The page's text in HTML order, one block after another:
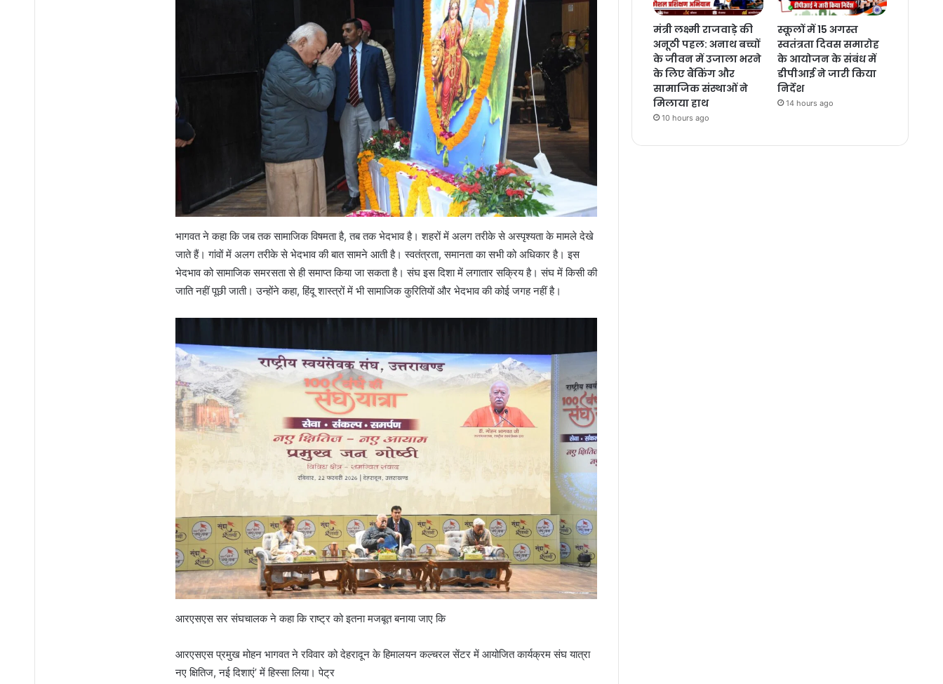
भागवत ने कहा कि जब तक सामाजिक विषमता है, तब तक भेदभाव है। शहरों में अलग तरीके से अस्पृश्यता के मामले देखे
जाते हैं। गांवों में अलग तरीके से भेदभाव की बात सामने आती है। स्वतंत्रता, समानता का सभी को अधिकार है। इस
भेदभाव को सामाजिक समरसता से ही समाप्त किया जा सकता है। संघ इस दिशा में लगातार सक्रिय है। संघ में किसी की
जाति नहीं पूछी जाती। उन्होंने कहा, हिंदू शास्त्रों में भी सामाजिक कुरितियों और भेदभाव की कोई जगह नहीं है।
आरएसएस सर संघचालक ने कहा कि राष्ट्र को इतना मजबूत बनाया जाए कि
आरएसएस प्रमुख मोहन भागवत ने रविवार को देहरादून के हिमालयन कल्चरल सेंटर में आयोजित कार्यक्रम संघ यात्रा
नए क्षितिज, नई दिशाएं’ में हिस्सा लिया। पेट्र
मंत्री लक्ष्मी राजवाड़े की
अनूठी पहल: अनाथ बच्चों
के जीवन में उजाला भरने
के लिए बैंकिंग और
सामाजिक संस्थाओं ने
मिलाया हाथ
10 hours ago
स्कूलों में 15 अगस्त
स्वतंत्रता दिवस समारोह
के आयोजन के संबंध में
डीपीआई ने जारी किया
निर्देश
14 hours ago